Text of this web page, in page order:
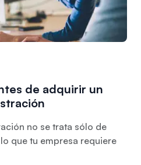
de adquirir un
no se trata sólo de
que tu empresa requiere